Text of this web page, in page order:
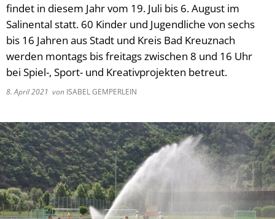
findet in diesem Jahr vom 19. Juli bis 6. August im
Salinental statt. 60 Kinder und Jugendliche von sechs
bis 16 Jahren aus Stadt und Kreis Bad Kreuznach
werden montags bis freitags zwischen 8 und 16 Uhr
bei Spiel-, Sport- und Kreativprojekten betreut.
8. April 2021 von ISABEL GEMPERLEIN